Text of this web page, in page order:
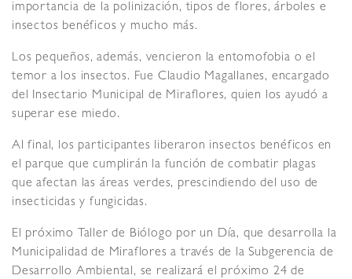
importancia de la polinización, tipos de flores, árboles e
insectos benéficos y mucho más.
Los pequeños, además, vencieron la entomofobia o el
temor a los insectos. Fue Claudio Magallanes, encargado
del Insectario Municipal de Miraflores, quien los ayudó a
superar ese miedo.
Al final, los participantes liberaron insectos benéficos en
el parque que cumplirán la función de combatir plagas
que afectan las áreas verdes, prescindiendo del uso de
insecticidas y fungicidas.
El próximo Taller de Biólogo por un Día, que desarrolla la
Municipalidad de Miraflores a través de la Subgerencia de
Desarrollo Ambiental, se realizará el próximo 24 de